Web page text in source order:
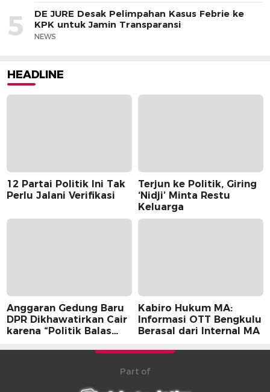
5
DE JURE Desak Pelimpahan Kasus Febrie ke
KPK untuk Jamin Transparansi
NEWS
HEADLINE
12 Partai Politik Ini Tak
Perlu Jalani Verifikasi
Terjun ke Politik, Giring
‘Nidji’ Minta Restu
Keluarga
Anggaran Gedung Baru
DPR Dikhawatirkan Cair
karena “Politik Balas
Kabiro Hukum MA:
Informasi OTT Bengkulu
Berasal dari Internal MA
Part of